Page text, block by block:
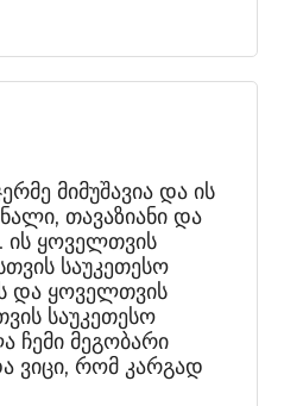
მიმუშავია და ის
თავაზიანი და
ის ყოველთვის
საუკეთესო
და ყოველთვის
საუკეთესო
ჩემი მეგობარი
ვიცი, რომ კარგად